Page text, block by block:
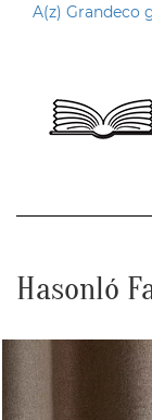
A(z) Grandeco
Hasonló